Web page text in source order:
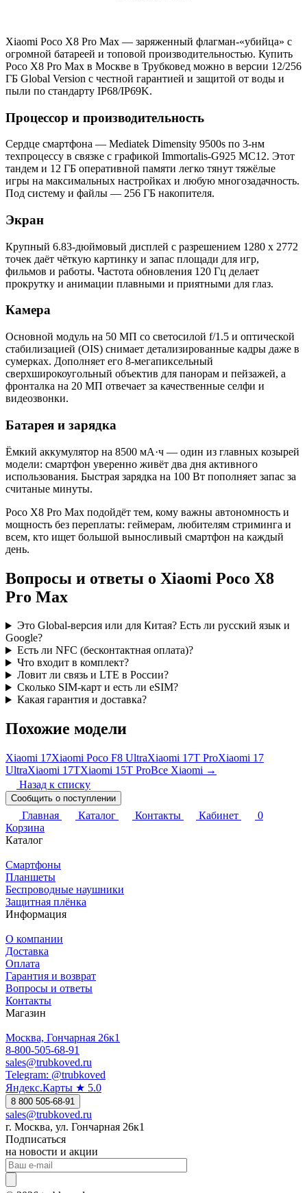
Xiaomi Poco X8 Pro Max — заряженный флагман-«убийца» с
огромной батареей и топовой производительностью. Купить
Poco X8 Pro Max в Москве в Трубковед можно в версии 12/256
ГБ Global Version с честной гарантией и защитой от воды и
пыли по стандарту IP68/IP69K.
Процессор и производительность
Сердце смартфона — Mediatek Dimensity 9500s по 3-нм
техпроцессу в связке с графикой Immortalis-G925 MC12. Этот
тандем и 12 ГБ оперативной памяти легко тянут тяжёлые
игры на максимальных настройках и любую многозадачность.
Под систему и файлы — 256 ГБ накопителя.
Экран
Крупный 6.83-дюймовый дисплей с разрешением 1280 x 2772
точек даёт чёткую картинку и запас площади для игр,
фильмов и работы. Частота обновления 120 Гц делает
прокрутку и анимации плавными и приятными для глаз.
Камера
Основной модуль на 50 МП со светосилой f/1.5 и оптической
стабилизацией (OIS) снимает детализированные кадры даже в
сумерках. Дополняет его 8-мегапиксельный
сверхширокоугольный объектив для панорам и пейзажей, а
фронталка на 20 МП отвечает за качественные селфи и
видеозвонки.
Батарея и зарядка
Ёмкий аккумулятор на 8500 мА·ч — один из главных козырей
модели: смартфон уверенно живёт два дня активного
использования. Быстрая зарядка на 100 Вт пополняет запас за
считаные минуты.
Poco X8 Pro Max подойдёт тем, кому важны автономность и
мощность без переплаты: геймерам, любителям стриминга и
всем, кто ищет большой выносливый смартфон на каждый
день.
Вопросы и ответы о Xiaomi Poco X8
Pro Max
Это Global-версия или для Китая? Есть ли русский язык и
Google?
Есть ли NFC (бесконтактная оплата)?
Что входит в комплект?
Ловит ли связь и LTE в России?
Сколько SIM-карт и есть ли eSIM?
Какая гарантия и доставка?
Похожие модели
Xiaomi 17Xiaomi Poco F8 UltraXiaomi 17T ProXiaomi 17
UltraXiaomi 17TXiaomi 15T ProВсе Xiaomi →
Назад к списку
Сообщить о поступлении
Главная Каталог Контакты Кабинет
0
Корзина
Каталог
Смартфоны
Планшеты
Беспроводные наушники
Защитная плёнка
Информация
О компании
Доставка
Оплата
Гарантия и возврат
Вопросы и ответы
Контакты
Магазин
Москва, Гончарная 26к1
8-800-505-68-91
sales@trubkoved.ru
Telegram: @trubkoved
Яндекс.Карты ★ 5.0
8 800 505-68-91
sales@trubkoved.ru
г. Москва, ул. Гончарная 26к1
Подписаться
на новости и акции